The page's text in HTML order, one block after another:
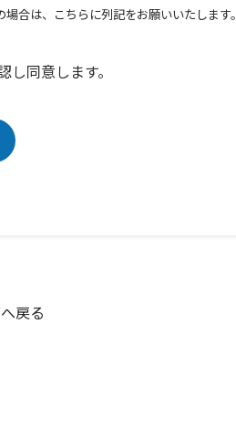
合は、こちらに列記をお願いいたします。
し同意します。
戻る